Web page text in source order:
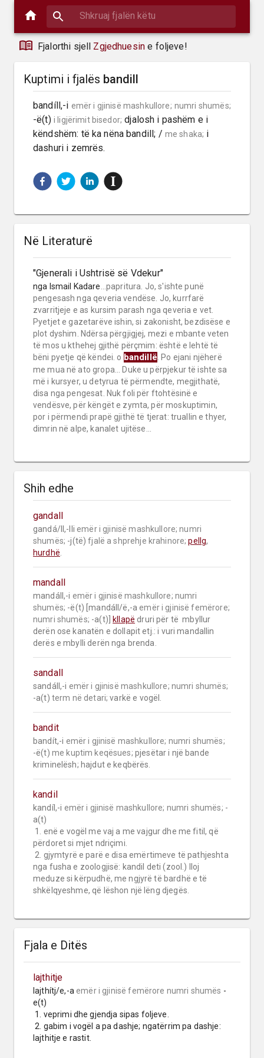
Fjalorthi sjell Zgjedhuesin e foljeve!
Kuptimi i fjalës bandill
bandíll,-i emër i gjinisë mashkullore; numri shumës;
-ë(t) i ligjërimit bisedor; djalosh i pashëm e i
këndshëm: të ka nëna bandill; / me shaka; i
dashuri i zemrës.
Në Literaturë
"Gjenerali i Ushtrisë së Vdekur"
nga Ismail Kadare ...papritura. Jo, s'ishte punë
pengesash nga qeveria vendëse. Jo, kurrfarë
zvarritjeje e as kursim parash nga qeveria e vet.
Pyetjet e gazetarëve ishin, si zakonisht, bezdisëse e
plot dyshim. Ndërsa përgjigjej, mezi e mbante veten
të mos u kthehej gjithë përçmim: është e lehtë të
bëni pyetje që këndei. o bandillë . Po ejani njëherë
me mua në ato gropa... Duke u përpjekur të ishte sa
më i kursyer, u detyrua të përmendte, megjithatë,
disa nga pengesat. Nuk foli për ftohtësinë e
vendësve, për këngët e zymta, për moskuptimin,
por i përmendi prapë gjithë të tjerat: truallin e thyer,
dimrin në alpe, kanalet ujitëse...
Shih edhe
gandall
gandá/ll,-lli emër i gjinisë mashkullore; numri
shumës; -j(të) fjalë a shprehje krahinore; pellg
hurdhë
mandall
mandáll,-i emër i gjinisë mashkullore; numri
shumës; -ë(t) [mandáll/ë,-a emër i gjinisë femërore;
numri shumës; -a(t)] kllapë druri për të  mbyllur
derën ose kanatën e dollapit etj.: i vuri mandallin
derës e mbylli derën nga brenda.
sandall
sandáll,-i emër i gjinisë mashkullore; numri shumës;
-a(t) term në detari; varkë e vogël.
bandit
bandít,-i emër i gjinisë mashkullore; numri shumës;
-ë(t) me kuptim keqësues; pjesëtar i një bande
kriminelësh; hajdut e keqbërës.
kandil
kandíl,-i emër i gjinisë mashkullore; numri shumës; -
a(t)
përdoret si mjet ndriçimi.
nga fusha e zoologjisë: kandil deti (zool.) lloj
meduze si kërpudhë, me ngjyrë të bardhë e të
shkëlqyeshme, që lëshon një lëng djegës.
Fjala e Ditës
lajthitje
lajthítj/e,-a emër i gjinisë femërore numri shumës -
e(t)
2. gabim i vogël a pa dashje; ngatërrim pa dashje:
lajthitje e rastit.